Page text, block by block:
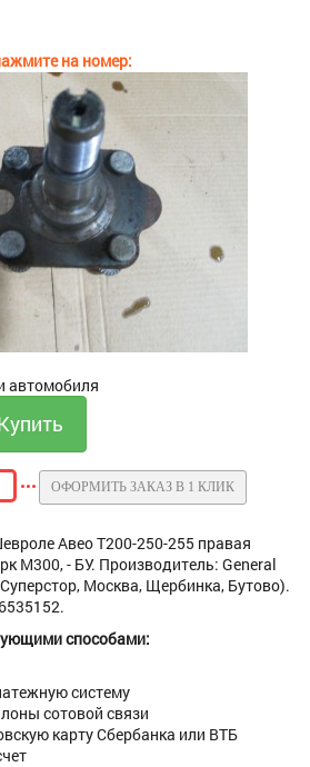
на номер:
автомобиля
ОФОРМИТЬ ЗАКАЗ В 1 КЛИК
Авео Т200-250-255 правая
М300, - БУ. Производитель: General
Москва, Щербинка, Бутово).
способами:
систему
сотовой связи
карту Сбербанка или ВТБ